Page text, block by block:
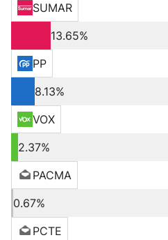
SUMAR
13.65%
PP
8.13%
VOX
2.37%
PACMA
0.67%
PCTE